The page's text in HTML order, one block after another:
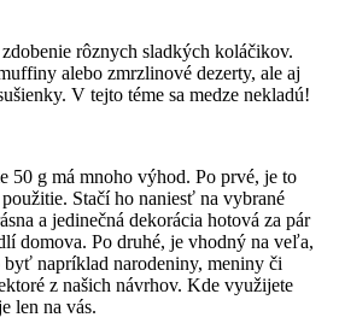
rôznych sladkých koláčikov.
alebo zmrzlinové dezerty, ale aj
V tejto téme sa medze nekladú!
50 g má mnoho výhod. Po prvé, je to
Stačí ho naniesť na vybrané
a jedinečná dekorácia hotová za pár
domova. Po druhé, je vhodný na veľa,
napríklad narodeniny, meniny či
z našich návrhov. Kde využijete
len na vás.